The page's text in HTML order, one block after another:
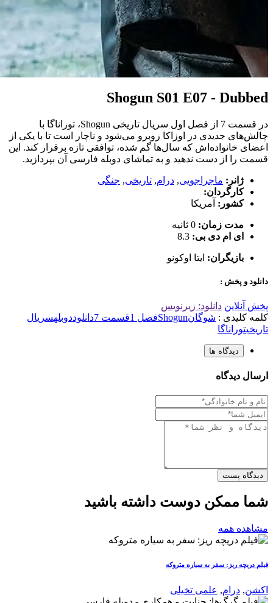
Shogun S01 E07 - Dubbed
در قسمت 7 از فصل اول سریال تاریخی Shogun، توراناگا با
چالش‌های جدیدی در اوزاکا روبرو می‌شود و ناچار است تا با یکی از
اعضای خانواده‌اش که سال‌ها گم شده، توافقی تازه برقرار کند. این
قسمت را از دست ندهید و به تماشای دوبله فارسی آن بپردازید.
ژانر: ماجراجویی, درام, تاریخی, جنگی
کارگردان:
کشور: آمریکا
مدت زمان: 0 ثانیه
ای ام دی بی: 8.3
بازیگران: ایتا اوکونو
دانلود و پخش :
پخش آنلاین دانلود: زیرنویس
کلمه کلیدی : شوگانShogunفصل 1 قسمت 7 دانلوددوبلهسریال
تاریخیتوراناگا
دیدگاه ها
ارسال دیدگاه
دیدگاه پست
شما ممکن دوست داشته باشید
مشاهده همه
فیلم دریچه ریز: سفر به سیاره متروکه
اکشن, درام, علمی تخیلی